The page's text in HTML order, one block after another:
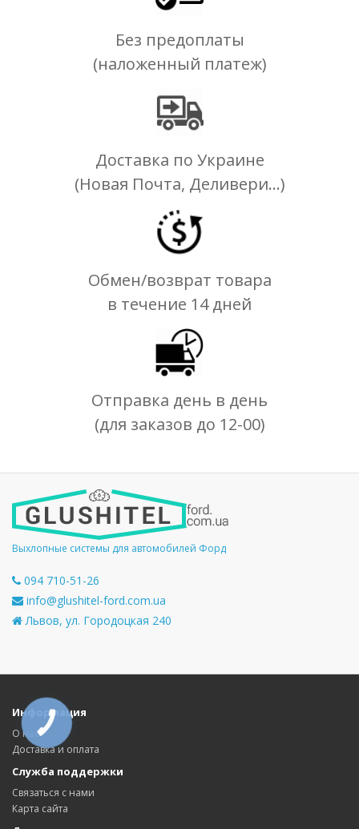
Без предоплаты
(наложенный платеж)
Доставка по Украине
(Новая Почта, Деливери...)
Обмен/возврат товара
в течение 14 дней
Отправка день в день
(для заказов до 12-00)
Выхлопные системы для автомобилей Форд
094 710-51-26
info@glushitel-ford.com.ua
Львов, ул. Городоцкая 240
Информация
О нас
Доставка и оплата
Служба поддержки
Связаться с нами
Карта сайта
КНОПКА
СВЯЗИ